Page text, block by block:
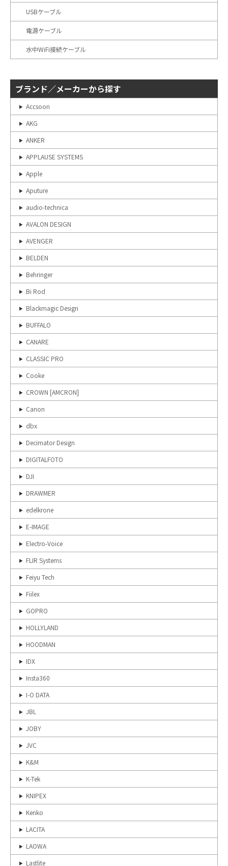
USBケーブル
電源ケーブル
水中WiFi接続ケーブル
ブランド／メーカーから探す
Accsoon
AKG
ANKER
APPLAUSE SYSTEMS
Apple
Aputure
audio-technica
AVALON DESIGN
AVENGER
BELDEN
Behringer
Bi Rod
Blackmagic Design
BUFFALO
CANARE
CLASSIC PRO
Cooke
CROWN [AMCRON]
Canon
dbx
Decimator Design
DIGITALFOTO
DJI
DRAWMER
edelkrone
E-IMAGE
Electro-Voice
FLIR Systems
Feiyu Tech
Fiilex
GOPRO
HOLLYLAND
HOODMAN
IDX
Insta360
I-O DATA
JBL
JOBY
JVC
K&M
K-Tek
KNIPEX
Kenko
LACITA
LAOWA
Lastlite